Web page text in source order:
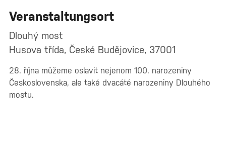
Veranstaltungsort
Dlouhý most
Husova třída, České Budějovice, 37001
28. října můžeme oslavit nejenom 100. narozeniny
Československa, ale také dvacáté narozeniny Dlouhého
mostu.